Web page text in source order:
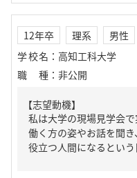
12年卒 理系
男性
学校名 ： 高知工科大学
職種 ： 非公開
【志望動機】
私は大学の現場見学会
働く方の姿やお話を聞
役立つ人間になるとい